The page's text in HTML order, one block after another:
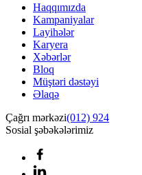
Haqqımızda
Kampaniyalar
Layihələr
Karyera
Xəbərlər
Bloq
Müştəri dəstəyi
Əlaqə
Çağrı mərkəzi(012) 924
Sosial şəbəkələrimiz